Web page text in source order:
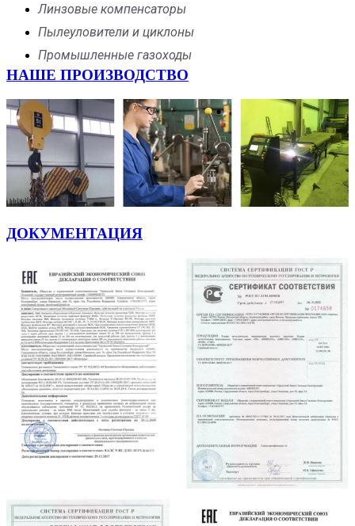
Линзовые компенсаторы
Пылеуловители и циклоны
Промышленные газоходы
НАШЕ ПРОИЗВОДСТВО
ДОКУМЕНТАЦИЯ